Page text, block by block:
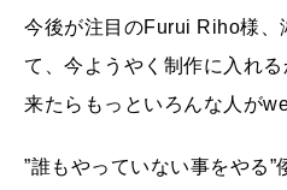
今後が注目のFurui Riho様、
て、今ようやく制作に入れ
来たらもっといろんな人が
”誰もやっていない事をやる”